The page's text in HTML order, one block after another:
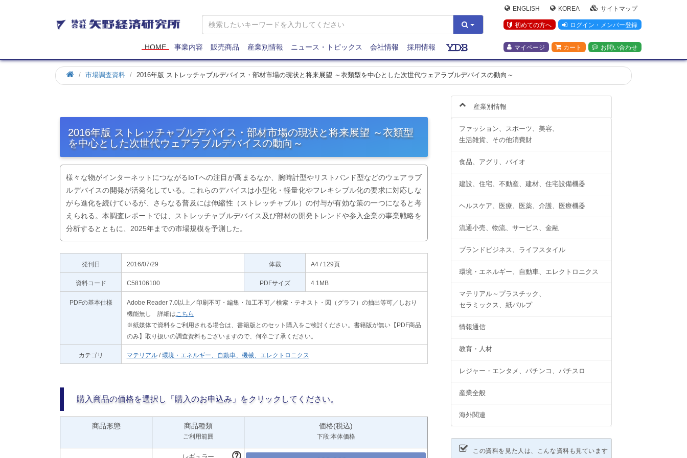
矢
野
研
究
所
ENGLISH KOREA サイトマップ
初めての方へ ログイン・メンバー登録
マイページ カート お問い合わせ
HOME 事業内容 販売商品 産業別情報 ニュース・トピックス 会社情報 採用情報
市場調査資料 2016年版 ストレッチャブルデバイス・部材市場の現状と将来展望 ～衣類型を中心とした次世代ウェアラブルデバイスの動向～
2016年版 ストレッチャブルデバイス・部材市場の現状と将来展望 ～衣類型
を中心とした次世代ウェアラブルデバイスの動向～
様々な物がインターネットにつながるIoTへの注目が高まるなか、腕時計型やリストバンド型などのウェアラブ
ルデバイスの開発が活発化している。これらのデバイスは小型化・軽量化やフレキシブル化の要求に対応しな
がら進化を続けているが、さらなる普及には伸縮性（ストレッチャブル）の付与が有効な策の一つになると考
えられる。本調査レポートでは、ストレッチャブルデバイス及び部材の開発トレンドや参入企業の事業戦略を
分析するとともに、2025年までの市場規模を予測した。
発刊日 2016/07/29 体裁 A4 / 129頁
資料コード C58106100 PDFサイズ 4.1MB
PDFの基本仕様
Adobe Reader 7.0以上／印刷不可・編集・加工不可／検索・テキスト・図（グラフ）の抽出等可／しおり
機能無し 詳細は こちら
※紙媒体で資料をご利用される場合は、書籍版とのセット購入をご検討ください。書籍版が無い【PDF商品
のみ】取り扱いの調査資料もございますので、何卒ご了承ください。
カテゴリ マテリアル/環境・エネルギー、自動車、機械、エレクトロニクス
購入商品の価格を選択し「購入のお申込み」をクリックしてください。
商品形態 商品種類
ご利用範囲
価格(税込)
下段:本体価格
産業別情報
ファッション、スポーツ、美容、
生活雑貨、その他消費財
食品、アグリ、バイオ
建設、住宅、不動産、建材、住宅設備機器
ヘルスケア、医療、医薬、介護、医療機器
流通小売、物流、サービス、金融
ブランドビジネス、ライフスタイル
環境・エネルギー、自動車、エレクトロニクス
マテリアル～プラスチック、
セラミックス、紙パルプ
情報通信
教育・人材
レジャー・エンタメ、パチンコ、パチスロ
産業全般
海外関連
この資料を見た人は、こんな資料も見ています